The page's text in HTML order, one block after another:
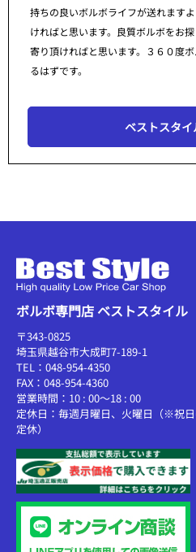
持ちの良いボルボライフが送れます
ければと思います。良質ボルボをお
寄り頂ければと思います。３６０度
るはずです。
ベストスタ
ボルボ専門店 ベストスタイル
〒343-0825
埼玉県越谷市大成町7-189-1
TEL：048-954-4350
FAX：048-954-4360
営業時間：10 : 00～18 : 00
定休日：毎週月曜日、火曜日（※祝
定休）